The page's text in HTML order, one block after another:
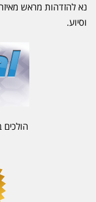
נא להזדהות מראש
וסיוע.